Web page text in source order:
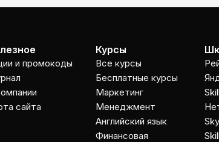
и промокоды
сайта
Курсы
Все курсы
Бесплатные курсы
Маркетинг
Менеджмент
Английский язык
Финансовая